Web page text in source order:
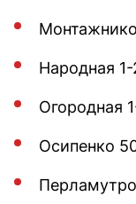
Народная
Огородная
Осипенко